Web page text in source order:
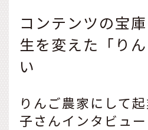
コンテンツの宝
生を変えた「り
い
りんご農家にして
子さんインタビュー